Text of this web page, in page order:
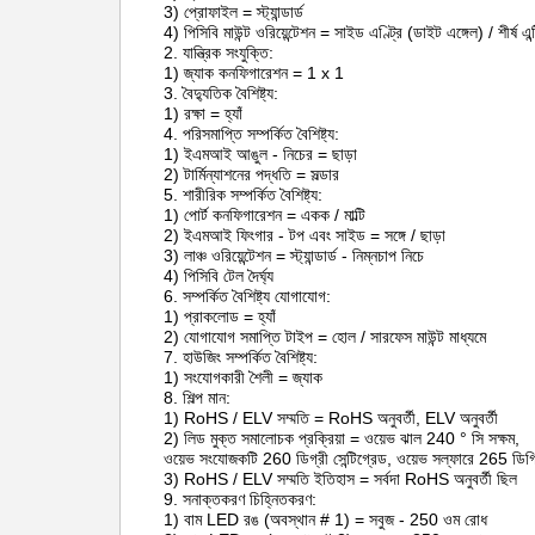
3) প্রোফাইল = স্ট্যান্ডার্ড
4) পিসিবি মাউন্ট ওরিয়েন্টেশন = সাইড এণ্ট্রি (ডাইট এঙ্গেল) / শীর্ষ
2. যান্ত্রিক সংযুক্তি:
1) জ্যাক কনফিগারেশন = 1 x 1
3. বৈদ্যুতিক বৈশিষ্ট্য:
1) রক্ষা = হ্যাঁ
4. পরিসমাপ্তি সম্পর্কিত বৈশিষ্ট্য:
1) ইএমআই আঙুল - নিচের = ছাড়া
2) টার্মিন্যাশনের পদ্ধতি = সল্ডার
5. শারীরিক সম্পর্কিত বৈশিষ্ট্য:
1) পোর্ট কনফিগারেশন = একক / মাল্টি
2) ইএমআই ফিংগার - টপ এবং সাইড = সঙ্গে / ছাড়া
3) লাঞ্চ ওরিয়েন্টেশন = স্ট্যান্ডার্ড - নিম্নচাপ নিচে
4) পিসিবি টেল দৈর্ঘ্য
6. সম্পর্কিত বৈশিষ্ট্য যোগাযোগ:
1) প্রাকলোড = হ্যাঁ
2) যোগাযোগ সমাপ্তি টাইপ = হোল / সারফেস মাউন্ট মাধ্যমে
7. হাউজিং সম্পর্কিত বৈশিষ্ট্য:
1) সংযোগকারী শৈলী = জ্যাক
8. শিল্প মান:
1) RoHS / ELV সম্মতি = RoHS অনুবর্তী, ELV অনুবর্তী
2) লিড মুক্ত সমালোচক প্রক্রিয়া = ওয়েভ ঝাল 240 ° সি সক্ষম,
ওয়েভ সংযোজকটি 260 ডিগ্রী সেন্টিগ্রেড, ওয়েভ সল্ফারে 265
3) RoHS / ELV সম্মতি ইতিহাস = সর্বদা RoHS অনুবর্তী ছিল
9. সনাক্তকরণ চিহ্নিতকরণ:
1) বাম LED রঙ (অবস্থান # 1) = সবুজ - 250 ওম রোধ